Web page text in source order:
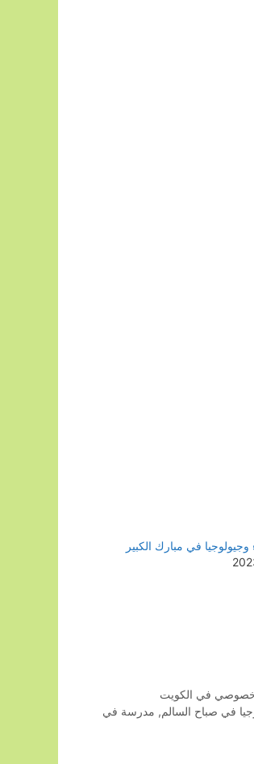
في مبارك الكبير
في الكويت
في صباح السالم, مدرسة في